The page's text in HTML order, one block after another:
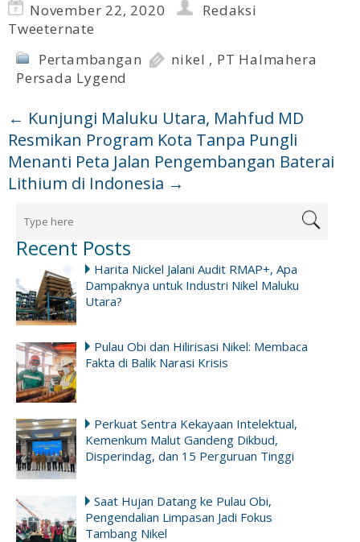
November 22, 2020
Redaksi
Tweeternate
Pertambangan
nikel , PT Halmahera
Persada Lygend
← Kunjungi Maluku Utara, Mahfud MD
Resmikan Program Kota Tanpa Pungli
Menanti Peta Jalan Pengembangan Baterai
Lithium di Indonesia →
Recent Posts
Harita Nickel Jalani Audit RMAP+, Apa
Dampaknya untuk Industri Nikel Maluku
Utara?
Pulau Obi dan Hilirisasi Nikel: Membaca
Fakta di Balik Narasi Krisis
Perkuat Sentra Kekayaan Intelektual,
Kemenkum Malut Gandeng Dikbud,
Disperindag, dan 15 Perguruan Tinggi
Saat Hujan Datang ke Pulau Obi,
Pengendalian Limpasan Jadi Fokus
Tambang Nikel